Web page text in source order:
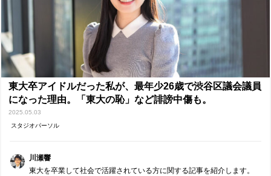
等という大きな問題につながっているのかもしれない、ということ。
それを防ぐためには、目の前の現状に対して、 「そういうものだ」と
して決めつけて呑みこむのではなく、 常に疑問を持って、考えたり調
べたりすることが大切だと思います。 教育に携わる人間としても、ま
ず自分自身が学ぶことを止めてはいけないと、 改めて感じさせられま
した。
東大卒アイドルだった私が、最年少26歳で渋谷区議会議員
になった理由。「東大の恥」など誹謗中傷も。
2025.05.03
スタジオパーソル
川瀬響
東大を卒業して社会で活躍されている方に関する記事を紹介します。